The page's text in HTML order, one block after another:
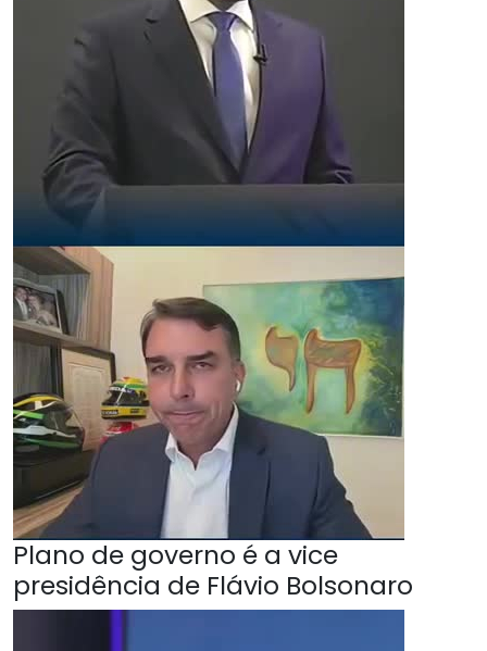
Plano de governo é a vice
presidência de Flávio Bolsonaro